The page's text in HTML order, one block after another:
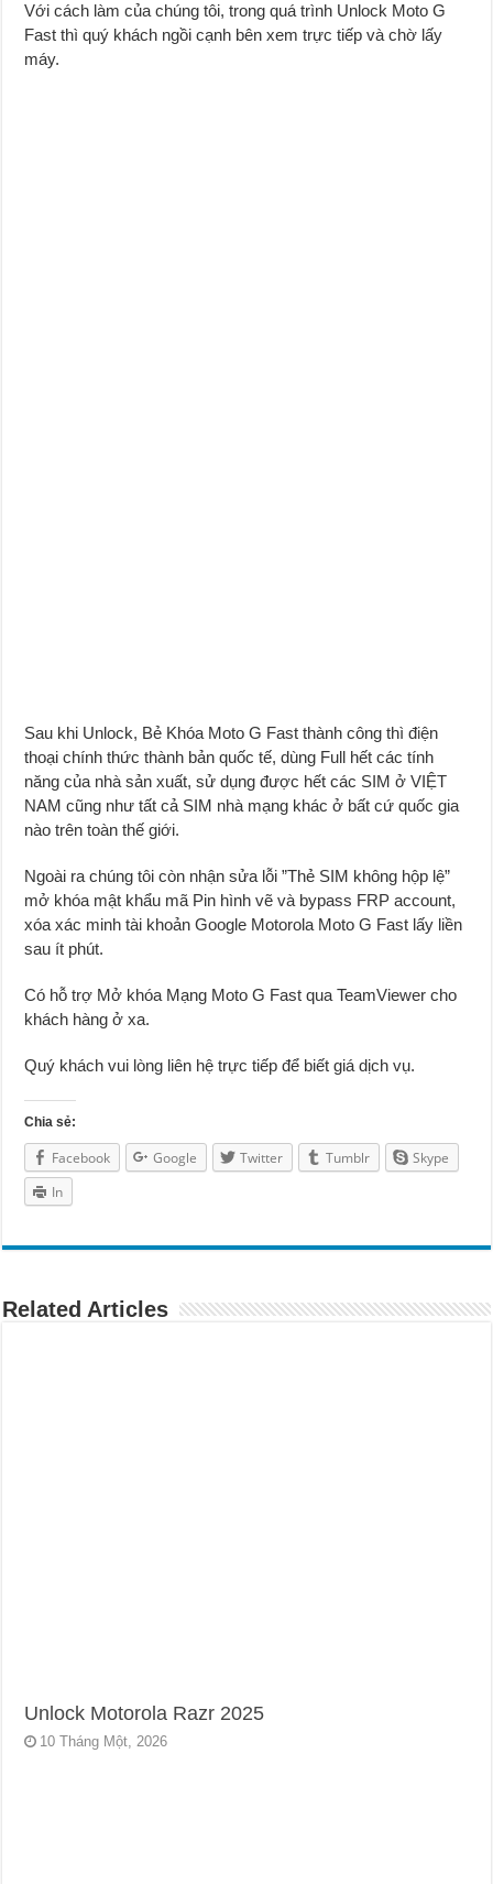
Với cách làm của chúng tôi, trong quá trình Unlock Moto G
Fast thì quý khách ngồi cạnh bên xem trực tiếp và chờ lấy
máy.
Sau khi Unlock, Bẻ Khóa Moto G Fast thành công thì điện
thoại chính thức thành bản quốc tế, dùng Full hết các tính
năng của nhà sản xuất, sử dụng được hết các SIM ở VIỆT
NAM cũng như tất cả SIM nhà mạng khác ở bất cứ quốc gia
nào trên toàn thế giới.
Ngoài ra chúng tôi còn nhận sửa lỗi ”Thẻ SIM không hộp lệ”
mở khóa mật khẩu mã Pin hình vẽ và bypass FRP account,
xóa xác minh tài khoản Google Motorola Moto G Fast lấy liền
sau ít phút.
Có hỗ trợ Mở khóa Mạng Moto G Fast qua TeamViewer cho
khách hàng ở xa.
Quý khách vui lòng liên hệ trực tiếp để biết giá dịch vụ.
Chia sẻ:
Facebook Google Twitter Tumblr
Skype
In
Related Articles
Unlock Motorola Razr 2025
10 Tháng Một, 2026